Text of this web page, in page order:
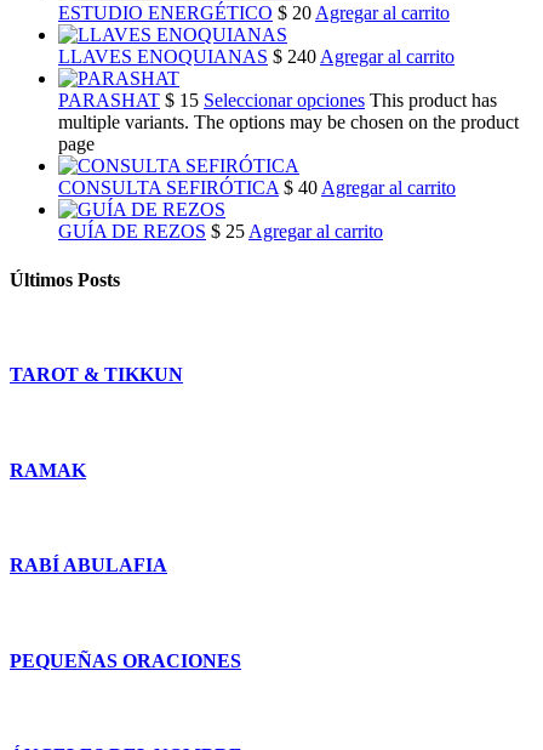
ESTUDIO ENERGÉTICO $ 20 Agregar al carrito
LLAVES ENOQUIANAS $ 240 Agregar al carrito
PARASHAT $ 15 Seleccionar opciones This product has
multiple variants. The options may be chosen on the product
page
CONSULTA SEFIRÓTICA $ 40 Agregar al carrito
GUÍA DE REZOS $ 25 Agregar al carrito
Últimos Posts
TAROT & TIKKUN
RAMAK
RABÍ ABULAFIA
PEQUEÑAS ORACIONES